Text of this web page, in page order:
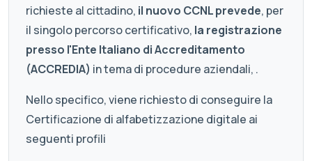
richieste al cittadino, il nuovo CCNL prevede, per
il singolo percorso certificativo, la registrazione
presso l'Ente Italiano di Accreditamento
(ACCREDIA) in tema di procedure aziendali, .
Nello specifico, viene richiesto di conseguire la
Certificazione di alfabetizzazione digitale ai
seguenti profili